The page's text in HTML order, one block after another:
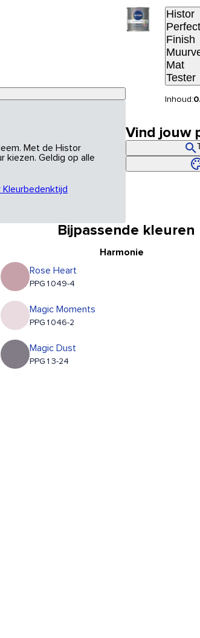
Met de Histor
kiezen. Geldig op alle
Histor
Perfect
Finish
Mat
Tester
Inhoud:
Vind jouw
Bijpassende kleuren
Harmonie
Rose Heart
PPG1049-4
Magic Moments
PPG1046-2
Magic Dust
PPG13-24